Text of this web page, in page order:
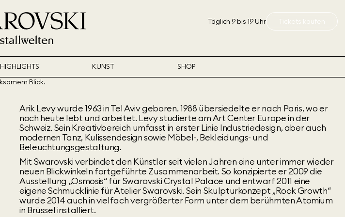
Täglich 9 bis 19 Uhr Tickets kaufen
HIGHLIGHTS KUNST SHOP
Arik Levy wurde 1963 in Tel Aviv geboren. 1988 übersiedelte er nach Paris, wo er
noch heute lebt und arbeitet. Levy studierte am Art Center Europe in der
Schweiz. Sein Kreativbereich umfasst in erster Linie Industriedesign, aber auch
modernen Tanz, Kulissendesign sowie Möbel-, Bekleidungs- und
Beleuchtungsgestaltung.
Mit Swarovski verbindet den Künstler seit vielen Jahren eine unter immer wieder
neuen Blickwinkeln fortgeführte Zusammenarbeit. So konzipierte er 2009 die
Ausstellung „Osmosis“ für Swarovski Crystal Palace und entwarf 2011 eine
eigene Schmucklinie für Atelier Swarovski. Sein Skulpturkonzept „Rock Growth“
wurde 2014 auch in vielfach vergrößerter Form unter dem berühmten Atomium
in Brüssel installiert.